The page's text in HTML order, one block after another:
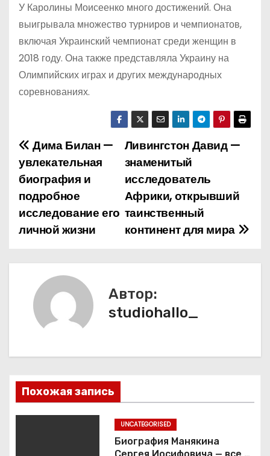
У Каролины Моисеенко много достижений. Она
выигрывала множество турниров и чемпионатов,
включая Украинский чемпионат среди женщин в
2018 году. Она также представляла Украину на
Олимпийских играх и других международных
соревнованиях.
Н
а
в
и
я
п
о
Ливингстон Давид —
знаменитый
исследователь
Африки, открывший
таинственный
континент для мира
Дима Билан —
увлекательная
биография и
подробное
исследование его
личной жизни
Автор:
studiohallo_
Похожая запись
UNCATEGORISED
Биография Манякина